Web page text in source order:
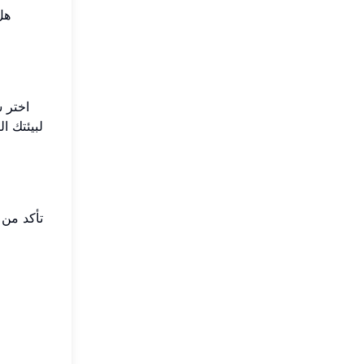
لبيئتك
تأكد